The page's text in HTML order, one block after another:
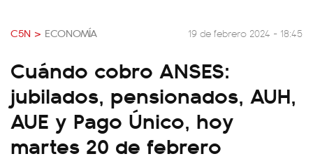
C5N > ECONOMÍA 19 de febrero 2024 - 18:45
Cuándo cobro ANSES:
jubilados, pensionados, AUH,
AUE y Pago Único, hoy
martes 20 de febrero